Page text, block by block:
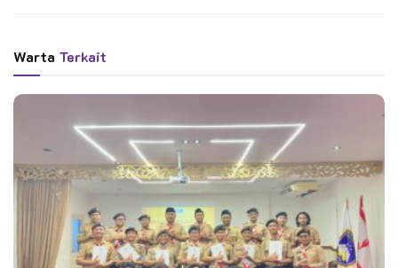
menyiapkan peserta untuk pelantikan Bantara, tetapi juga
menjadi media pembinaan yang mendorong tumbuhnya sikap
mandiri, tanggung jawab, serta kepemimpinan yang kuat dalam
diri para anggota Pramuka Penegak,” jelas Kak Suharmo.
Warta Terkait